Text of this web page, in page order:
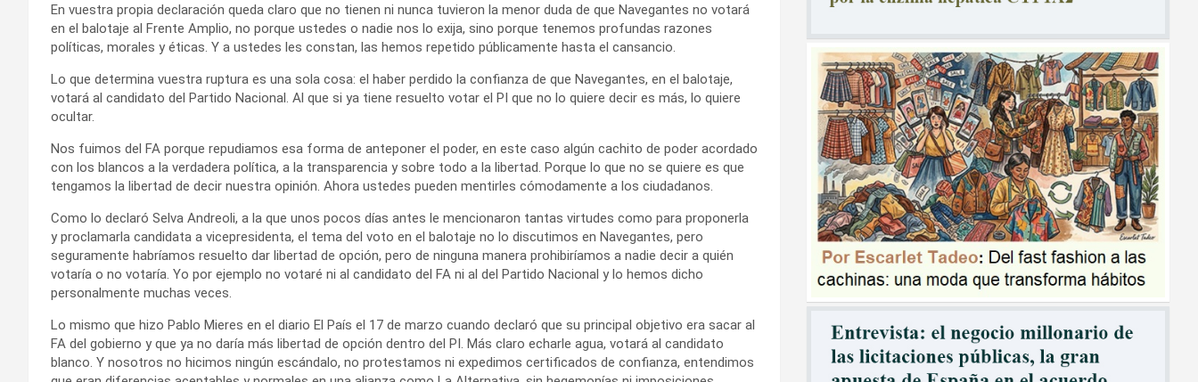
En vuestra propia declaración queda claro que no tienen ni nunca tuvieron la menor duda de que Navegantes no votará
en el balotaje al Frente Amplio, no porque ustedes o nadie nos lo exija, sino porque tenemos profundas razones
políticas, morales y éticas. Y a ustedes les constan, las hemos repetido públicamente hasta el cansancio.
Lo que determina vuestra ruptura es una sola cosa: el haber perdido la confianza de que Navegantes, en el balotaje,
votará al candidato del Partido Nacional. Al que si ya tiene resuelto votar el PI que no lo quiere decir es más, lo quiere
ocultar.
Nos fuimos del FA porque repudiamos esa forma de anteponer el poder, en este caso algún cachito de poder acordado
con los blancos a la verdadera política, a la transparencia y sobre todo a la libertad. Porque lo que no se quiere es que
tengamos la libertad de decir nuestra opinión. Ahora ustedes pueden mentirles cómodamente a los ciudadanos.
Como lo declaró Selva Andreoli, a la que unos pocos días antes le mencionaron tantas virtudes como para proponerla
y proclamarla candidata a vicepresidenta, el tema del voto en el balotaje no lo discutimos en Navegantes, pero
seguramente habríamos resuelto dar libertad de opción, pero de ninguna manera prohibiríamos a nadie decir a quién
votaría o no votaría. Yo por ejemplo no votaré ni al candidato del FA ni al del Partido Nacional y lo hemos dicho
personalmente muchas veces.
Lo mismo que hizo Pablo Mieres en el diario El País el 17 de marzo cuando declaró que su principal objetivo era sacar al
FA del gobierno y que ya no daría más libertad de opción dentro del PI. Más claro echarle agua, votará al candidato
blanco. Y nosotros no hicimos ningún escándalo, no protestamos ni expedimos certificados de confianza, entendimos